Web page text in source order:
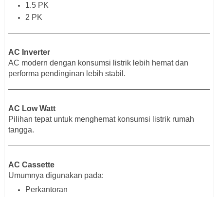
1.5 PK
2 PK
AC Inverter
AC modern dengan konsumsi listrik lebih hemat dan
performa pendinginan lebih stabil.
AC Low Watt
Pilihan tepat untuk menghemat konsumsi listrik rumah
tangga.
AC Cassette
Umumnya digunakan pada:
Perkantoran